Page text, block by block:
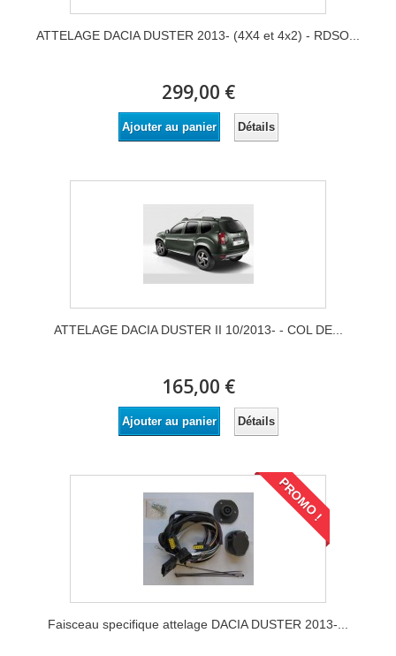
ATTELAGE DACIA DUSTER 2013- (4X4 et 4x2) - RDSO...
299,00 €
Ajouter au panier Détails
ATTELAGE DACIA DUSTER II 10/2013- - COL DE...
165,00 €
Ajouter au panier Détails
PROMO !
Faisceau specifique attelage DACIA DUSTER 2013-...